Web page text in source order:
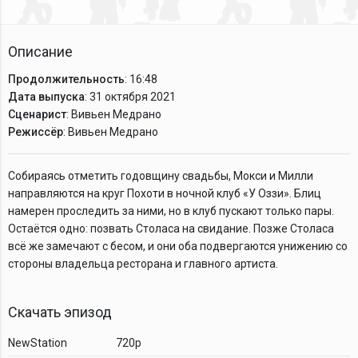
Описание
Продолжительность: 16:48
Дата выпуска: 31 октября 2021
Сценарист: Вивьен Медрано
Режиссёр: Вивьен Медрано
Собираясь отметить годовщину свадьбы, Мокси и Милли
направляются на круг Похоти в ночной клуб «У Оззи». Блиц
намерен проследить за ними, но в клуб пускают только пары.
Остаётся одно: позвать Столаса на свидание. Позже Столаса
всё же замечают с бесом, и они оба подвергаются унижению со
стороны владельца ресторана и главного артиста.
Скачать эпизод
NewStation 720p